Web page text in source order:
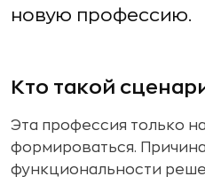
новую профессию.
Кто такой
Эта профессия только
формироваться.
функциональности